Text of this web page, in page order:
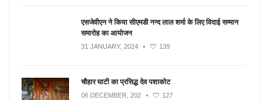
एसजेवीएन ने किया सीएमडी नन्‍द लाल शर्मा के लिए विदाई सम्मान
समारोह का आयोजन
31 JANUARY, 2024 • 139
चौहार घाटी का प्रसिद्ध देव पशाकोट
06 DECEMBER, 202 • 127